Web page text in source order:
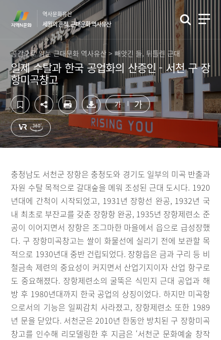
바
로
가
기
로
가
기
역사문화유산
세월의 흔적, 근대문화 역사유산
공간으로 읽는 근대문화 역사유산 > 빼앗긴 들, 뒤틀린 근대
일제 수탈과 한국 공업화의 산증인 - 서천 구 장
항미곡창고
가 가
충청남도 서천군 장항은 충청도와 경기도 일부의 미곡 반출과
자원 수탈 목적으로 갈대숲을 메워 조성된 근대 도시다. 1920
년대에 간척이 시작되었고, 1931년 장항선 완공, 1932년 국
내 최초로 부잔교를 갖춘 장항항 완공, 1935년 장항제련소 준
공이 이어지면서 장항은 조그마한 마을에서 읍으로 급성장했
다. 구 장항미곡창고는 쌀이 화물선에 실리기 전에 보관할 목
적으로 1930년대 중반 건립되었다. 장항읍은 금과 구리 등 비
철금속 제련의 중요성이 커지면서 산업기지이자 산업 항구로
도 중요해졌다. 장항제련소의 굴뚝은 식민지 근대 공업과 해
방 후 1980년대까지 한국 공업의 상징이었다. 하지만 미곡항
으로서의 기능은 일찌감치 사라졌고, 장항제련소 또한 1989
년 문을 닫았다. 서천군은 2010년 한동안 방치된 구 장항미곡
창고를 인수해 리모델링한 후 지금은 ‘서천군 문화예술 창작